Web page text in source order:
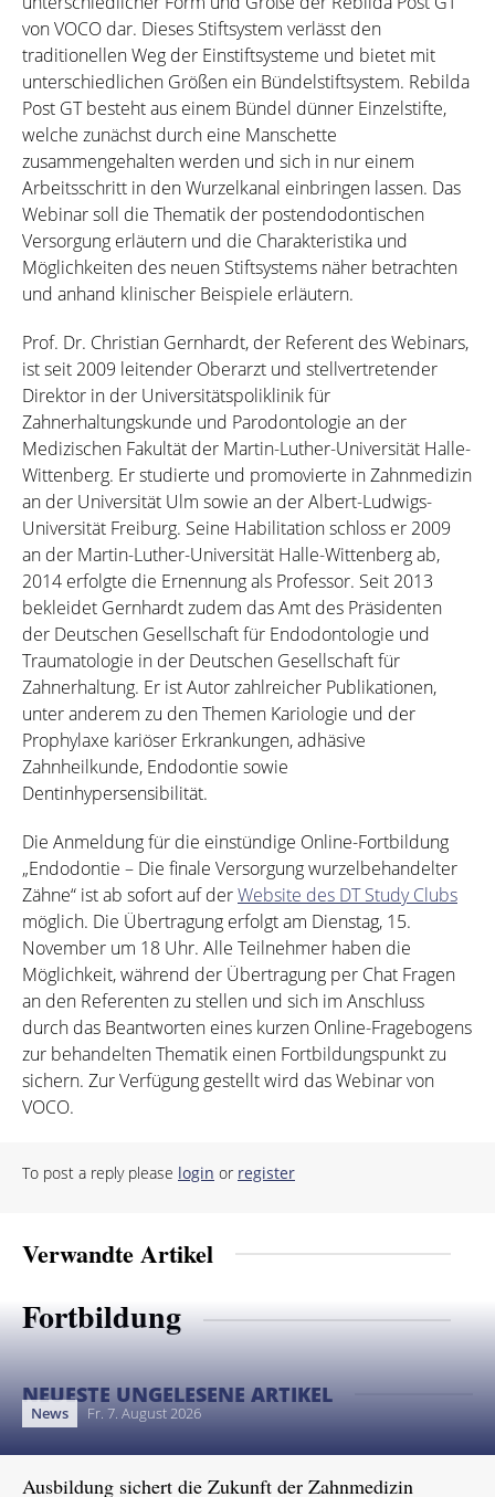
von VOCO dar. Dieses Stiftsystem verlässt den
traditionellen Weg der Einstiftsysteme und bietet mit
unterschiedlichen Größen ein Bündelstiftsystem. Rebilda
Post GT besteht aus einem Bündel dünner Einzelstifte,
welche zunächst durch eine Manschette
zusammengehalten werden und sich in nur einem
Arbeitsschritt in den Wurzelkanal einbringen lassen. Das
Webinar soll die Thematik der postendodontischen
Versorgung erläutern und die Charakteristika und
Möglichkeiten des neuen Stiftsystems näher betrachten
und anhand klinischer Beispiele erläutern.
Prof. Dr. Christian Gernhardt, der Referent des Webinars,
ist seit 2009 leitender Oberarzt und stellvertretender
Direktor in der Universitätspoliklinik für
Zahnerhaltungskunde und Parodontologie an der
Medizischen Fakultät der Martin-Luther-Universität Halle-
Wittenberg. Er studierte und promovierte in Zahnmedizin
an der Universität Ulm sowie an der Albert-Ludwigs-
Universität Freiburg. Seine Habilitation schloss er 2009
an der Martin-Luther-Universität Halle-Wittenberg ab,
2014 erfolgte die Ernennung als Professor. Seit 2013
bekleidet Gernhardt zudem das Amt des Präsidenten
der Deutschen Gesellschaft für Endodontologie und
Traumatologie in der Deutschen Gesellschaft für
Zahnerhaltung. Er ist Autor zahlreicher Publikationen,
unter anderem zu den Themen Kariologie und der
Prophylaxe kariöser Erkrankungen, adhäsive
Zahnheilkunde, Endodontie sowie
Dentinhypersensibilität.
Die Anmeldung für die einstündige Online-Fortbildung
„Endodontie – Die finale Versorgung wurzelbehandelter
Zähne“ ist ab sofort auf derWebsite des DT Study Clubs
möglich. Die Übertragung erfolgt am Dienstag, 15.
November um 18 Uhr. Alle Teilnehmer haben die
Möglichkeit, während der Übertragung per Chat Fragen
an den Referenten zu stellen und sich im Anschluss
durch das Beantworten eines kurzen Online-Fragebogens
zur behandelten Thematik einen Fortbildungspunkt zu
sichern. Zur Verfügung gestellt wird das Webinar von
VOCO.
To post a reply please login or register
Verwandte Artikel
Fortbildung
NEUESTE UNGELESENE ARTIKEL
News Fr. 7. August 2026
Ausbildung sichert die Zukunft der Zahnmedizin